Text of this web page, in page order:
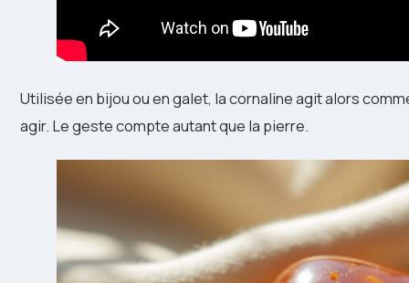
Utilisée en bijou ou en galet, la cornaline agit alors
agir. Le geste compte autant que la pierre.